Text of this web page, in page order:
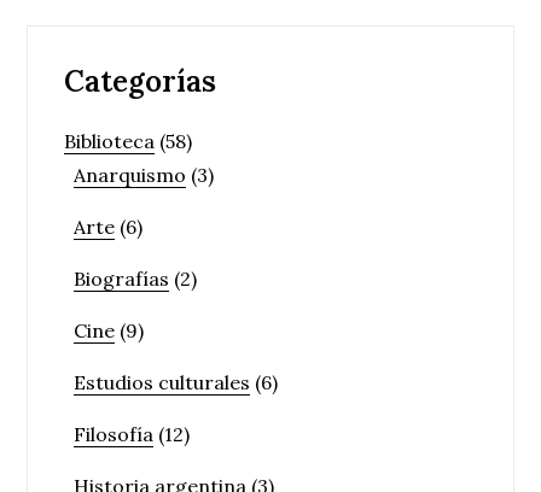
Categorías
Biblioteca (58)
Anarquismo (3)
Arte (6)
Biografías (2)
Cine (9)
Estudios culturales (6)
Filosofía (12)
Historia argentina (3)